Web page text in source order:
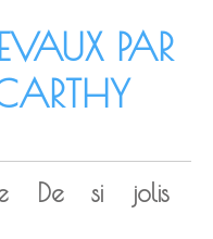
PAR
De si jolis